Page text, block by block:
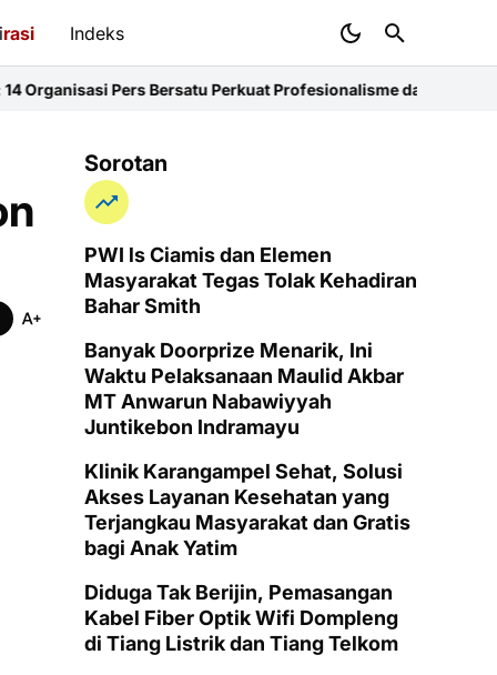
rasi Indeks
Perkuat Profesionalisme dan KEJDiduga Sunat
Sorotan
PWI ls Ciamis dan Elemen
Masyarakat Tegas Tolak Kehadiran
Bahar Smith
Banyak Doorprize Menarik, Ini
Waktu Pelaksanaan Maulid Akbar
MT Anwarun Nabawiyyah
Juntikebon Indramayu
Klinik Karangampel Sehat, Solusi
Akses Layanan Kesehatan yang
Terjangkau Masyarakat dan Gratis
bagi Anak Yatim
Diduga Tak Berijin, Pemasangan
Kabel Fiber Optik Wifi Dompleng
di Tiang Listrik dan Tiang Telkom